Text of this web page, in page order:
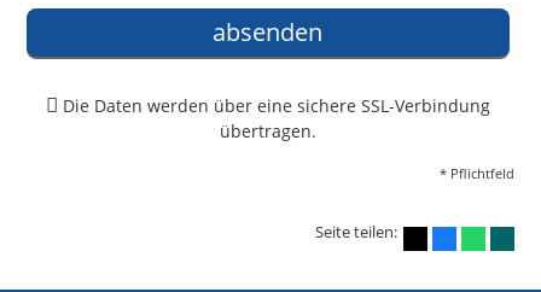
absenden
Die Daten werden über eine sichere SSL-Verbindung
übertragen.
* Pflichtfeld
Seite teilen: